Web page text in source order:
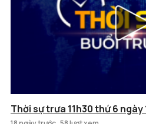
Thời sự trưa 11h30 thứ 6